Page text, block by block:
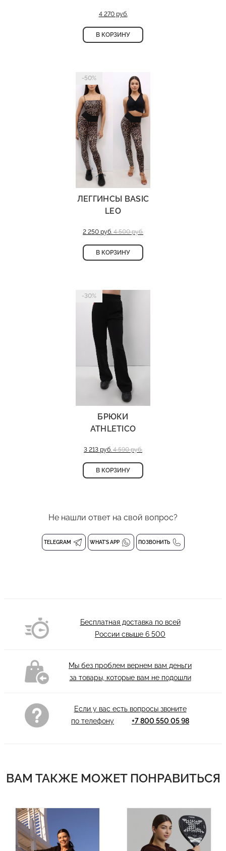
4 270 руб.
В КОРЗИНУ
-50%
ЛЕГГИНСЫ BASIC
LEO
2 250 руб. 4 500 руб.
В КОРЗИНУ
-30%
БРЮКИ
ATHLETICO
3 213 руб. 4 590 руб.
В КОРЗИНУ
Не нашли ответ на свой вопрос?
TELEGRAM WHAT'S APP ПОЗВОНИТЬ
Бесплатная доставка по всей
России свыше 6 500
Мы без проблем вернем вам деньги
за товары, которые вам не подошли
Если у вас есть вопросы звоните
по телефону
+7 800 550 05 98
ВАМ ТАКЖЕ МОЖЕТ ПОНРАВИТЬСЯ